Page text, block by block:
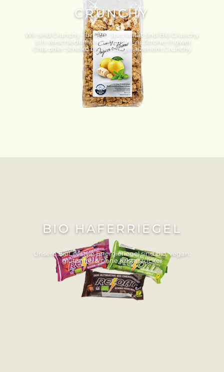
CRUNCHY
Wir sind Crunchy - unsere Spezialität sind Bio Crunchy
´s in verschiedensten Variationen. Zitrone-Ingwer,
Chia oder Schoko bis hin zu gesalzenem Crunchy
BIO HAFERRIEGEL
Unsere BioLifestyle Energieriegel sind bio, vegan,
glutenfrei & ohne Kristallzucker